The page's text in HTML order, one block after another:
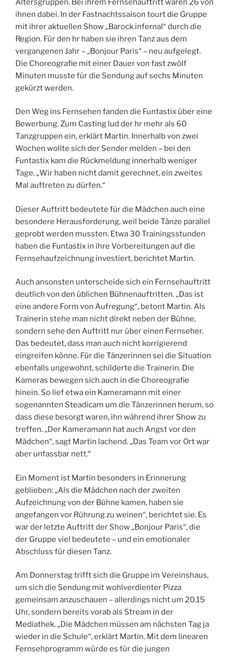
Altersgruppen. Bei ihrem Fernsehauftritt waren 26 von
ihnen dabei. In der Fastnachtssaison tourt die Gruppe
mit ihrer aktuellen Show „Barock infernal“ durch die
Region. Für den hr haben sie ihren Tanz aus dem
vergangenen Jahr – „Bonjour Paris“ – neu aufgelegt.
Die Choreografie mit einer Dauer von fast zwölf
Minuten musste für die Sendung auf sechs Minuten
gekürzt werden.
Den Weg ins Fernsehen fanden die Funtastix über eine
Bewerbung. Zum Casting lud der hr mehr als 60
Tanzgruppen ein, erklärt Martin. Innerhalb von zwei
Wochen wollte sich der Sender melden – bei den
Funtastix kam die Rückmeldung innerhalb weniger
Tage. „Wir haben nicht damit gerechnet, ein zweites
Mal auftreten zu dürfen.“
Dieser Auftritt bedeutete für die Mädchen auch eine
besondere Herausforderung, weil beide Tänze parallel
geprobt werden mussten. Etwa 30 Trainingsstunden
haben die Funtastix in ihre Vorbereitungen auf die
Fernsehaufzeichnung investiert, berichtet Martin.
Auch ansonsten unterscheide sich ein Fernsehauftritt
deutlich von den üblichen Bühnenauftritten. „Das ist
eine andere Form von Aufregung“, betont Martin. Als
Trainerin stehe man nicht direkt neben der Bühne,
sondern sehe den Auftritt nur über einen Fernseher.
Das bedeutet, dass man auch nicht korrigierend
eingreifen könne. Für die Tänzerinnen sei die Situation
ebenfalls ungewohnt, schilderte die Trainerin. Die
Kameras bewegen sich auch in die Choreografie
hinein. So lief etwa ein Kameramann mit einer
sogenannten Steadicam um die Tänzerinnen herum, so
dass diese besorgt waren, ihn während ihrer Show zu
treffen. „Der Kameramann hat auch Angst vor den
Mädchen“, sagt Martin lachend. „Das Team vor Ort war
aber unfassbar nett.“
Ein Moment ist Martin besonders in Erinnerung
geblieben: „Als die Mädchen nach der zweiten
Aufzeichnung von der Bühne kamen, haben sie
angefangen vor Rührung zu weinen“, berichtet sie. Es
war der letzte Auftritt der Show „Bonjour Paris“, die
der Gruppe viel bedeutete – und ein emotionaler
Abschluss für diesen Tanz.
Am Donnerstag trifft sich die Gruppe im Vereinshaus,
um sich die Sendung mit wohlverdienter Pizza
gemeinsam anzuschauen – allerdings nicht um 20.15
Uhr, sondern bereits vorab als Stream in der
Mediathek. „Die Mädchen müssen am nächsten Tag ja
wieder in die Schule“, erklärt Martin. Mit dem linearen
Fernsehprogramm würde es für die jungen